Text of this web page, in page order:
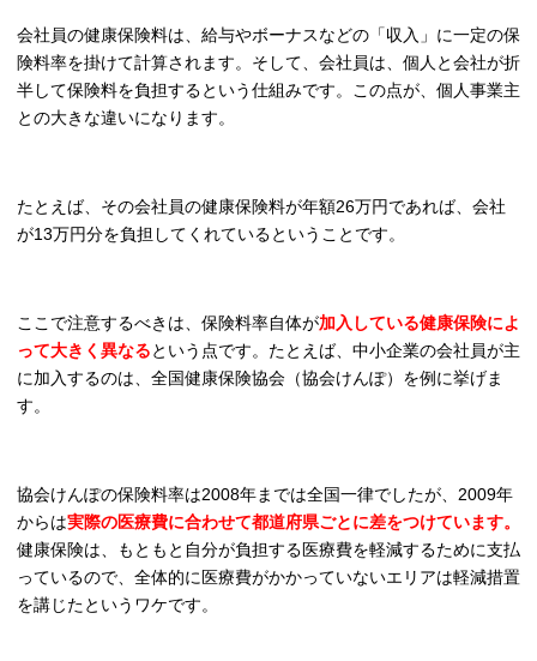
会社員の健康保険料は、給与やボーナスなどの「収入」に一定の保
険料率を掛けて計算されます。そして、会社員は、個人と会社が折
半して保険料を負担するという仕組みです。この点が、個人事業主
との大きな違いになります。
たとえば、その会社員の健康保険料が年額26万円であれば、会社
が13万円分を負担してくれているということです。
ここで注意するべきは、保険料率自体が加入している健康保険によ
って大きく異なるという点です。たとえば、中小企業の会社員が主
に加入するのは、全国健康保険協会（協会けんぽ）を例に挙げま
す。
協会けんぽの保険料率は2008年までは全国一律でしたが、2009年
からは実際の医療費に合わせて都道府県ごとに差をつけています。
健康保険は、もともと自分が負担する医療費を軽減するために支払
っているので、全体的に医療費がかかっていないエリアは軽減措置
を講じたというワケです。